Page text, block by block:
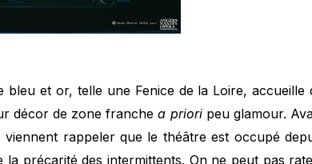
bleu et or, telle une Fenice de la Loire, accueille
décor de zone franchea prioripeu glamour.
viennent rappeler que le théâtre est occupé
précarité des intermittents. On ne peut pas